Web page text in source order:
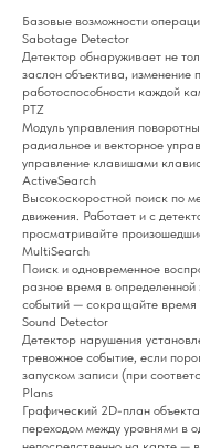
Базовые возможности
Sabotage Detector
Детектор обнаруживает не
заслон объектива, изменение
работоспособности каждой
PTZ
Модуль управления
радиальное и векторное
управление клавишами
ActiveSearch
Высокоскоростной поиск по
движения. Работает и с
просматривайте
MultiSearch
Поиск и одновременное
разное время в
событий — сокращайте время
Sound Detector
Детектор нарушения
тревожное событие, если
запуском записи (при
Plans
Графический 2D-план
переходом между уровнями в